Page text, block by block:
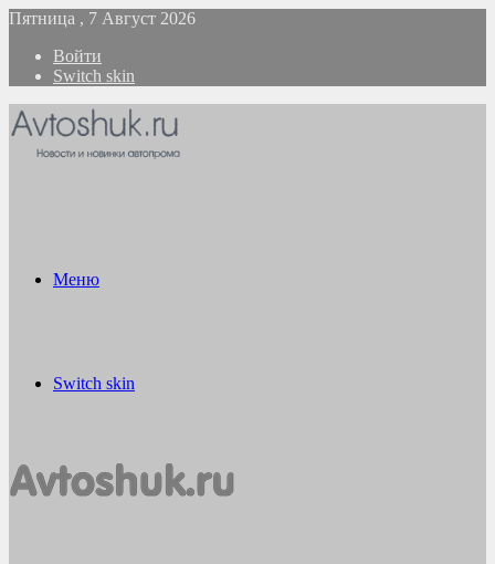
Пятница , 7 Август 2026
Войти
Switch skin
Меню
Switch skin